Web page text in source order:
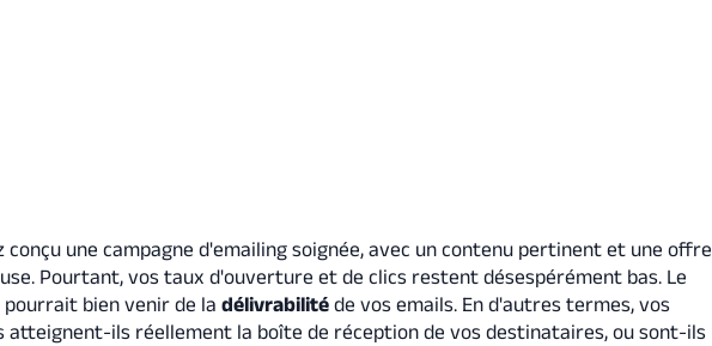
conçu une campagne d'emailing soignée, avec un contenu pertinent et une offre
Pourtant, vos taux d'ouverture et de clics restent désespérément bas. Le
pourrait bien venir de ladélivrabilité de vos emails. En d'autres termes, vos
atteignent-ils réellement la boîte de réception de vos destinataires, ou sont-ils